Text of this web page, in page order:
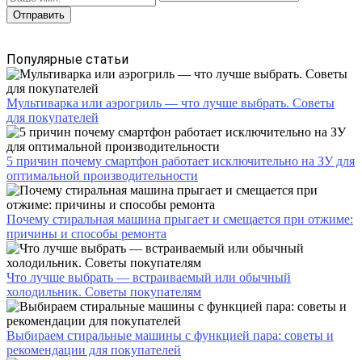
Популярные статьи
Мультиварка или аэрогриль — что лучше выбрать. Советы
для покупателей
5 причин почему смартфон работает исключительно на ЗУ для
оптимальной производительности
Почему стиральная машина прыгает и смещается при отжиме:
причины и способы ремонта
Что лучше выбрать — встраиваемый или обычный
холодильник. Советы покупателям
Выбираем стиральные машины с функцией пара: советы и
рекомендации для покупателей